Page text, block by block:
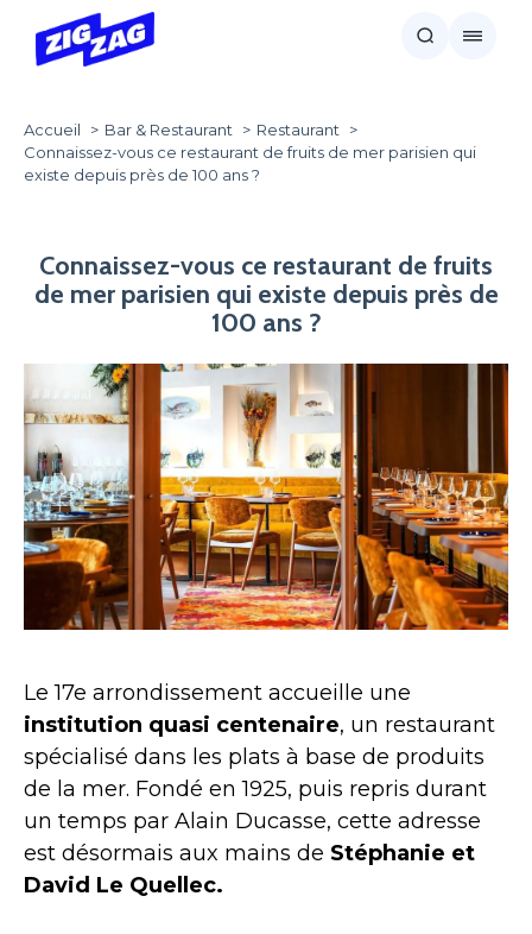
Accueil Bar & Restaurant
Restaurant
Connaissez-vous ce restaurant de fruits de mer parisien qui
existe depuis près de 100 ans ?
Connaissez-vous ce restaurant de fruits
de mer parisien qui existe depuis près de
100 ans ?
Le 17e arrondissement accueille une
institution quasi centenaire, un restaurant
spécialisé dans les plats à base de produits
de la mer. Fondé en 1925, puis repris durant
un temps par Alain Ducasse, cette adresse
est désormais aux mains de Stéphanie et
David Le Quellec.